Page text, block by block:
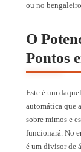
ou no
O
Pontos
Este é um
automática que
sobre mimos e
funcionará. No
é um divisor de